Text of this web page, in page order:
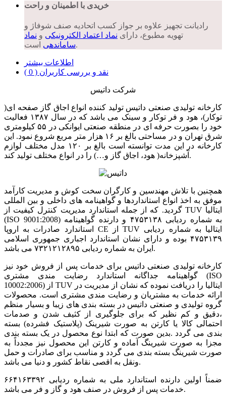
خریدی با اطمینان و راحت
رادیانت تجهیز علاوه بر جواز کسب اتحادیه صنف شوفاژ و
تهویه مطبوع، دارای نماد اعتماد الکترونیکی و نماد
ساماندهیاست.
اطلاعات بیشتر
نقد و بررسی کاربران ( 0 )
شرکت داتیس
کارخانه تولیدی صنعتی داتیس تولید کننده انواع اجاق گاز صفحه ای(
توکار)، هود و فر توکار و سینک می باشد که در سال ۱۳۸۷ فعالیت
خود را بصورت حرفه ای در منطقه صنعتی ایوانکی در ۵۵ کیلومتری
شرق تهران و در مساحتی بالغ بر ۱۶ هزار متر مربع شروع نمود. این
کارخانه در این مدت توانسته است بالغ بر ۱۲۰ مدل مختلف لوازم
آشپزخانه( هود، اجاق گاز و…) را در انواع مختلف تولید کند.
همچنین با تلاش مهندسین و کارگران سخت کوش و مدیریت کارآمد
موفق به اخذ انواع استانداردها و گواهینامه های داخلی و بین المللی
گردید. که از جمله استاندارد مدیریت کنترل کیفیت از TUV ایتالیا
(ISO 9001:2008) به شماره ردیابی ۴۷۵۳۱۳۸ و دارنده گواهینامه
استاندارد صادرات به اروپا CE از TUV ایتالیا به شماره ردیابی
۴۷۵۳۱۳۹ بوده و دارای نشان استاندارد اجباری جمهوری اسلامی
ایران به شماره ردیابی ۷۳۲۱۲۱۲۸۹۵ می باشد.
کارخانه تولیدی صنعتی داتیس برای خدمات پس از فروش خود نیز
گواهینامه جداگانه استاندارد رضایت مندی مشتری (ISO
10002:2006) از TUV ایتالیا را دریافت نموده که نشان از مدیریت در
ارائه خدمات به مشتریان و رضایت مندی مشتری است. محصولات
گروه تولیدی و صنعتی داتیس در بسته بندی های زیبا و بسیار منظم
،دقیق و کم نظیر که برای جلوگیری از کثیف شدن و صدمات
احتمالی کالا یا کارتن به صورت شیرینک (پلاستیک فشرده) بسته
بندی می گردد .بدین صورت که ابتدا نوع محصول در یک بسته بندی
مجزا به صورت شیرینگ آماده و کارتن این محصول نیز مجدداً به
صورت شیرینگ بسته بندی می گردد و مناسب برای صادرات و حمل
ونقل به اقصی نقاط کشور و دنیا می باشد.
ضمناً اولین دارنده استاندارد ملی به شماره ردیابی ۶۶۴۱۶۳۳۹۲
خدمات پس از فروش در صنف هود و گاز و فر می باشد.